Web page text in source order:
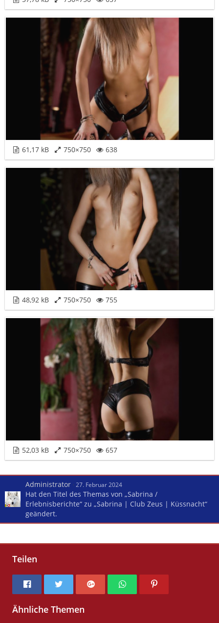
61,17 kB 750×750 638
48,92 kB 750×750 755
52,03 kB 750×750 657
Administrator 27. Februar 2024
Hat den Titel des Themas von „Sabrina /
Erlebnisberichte“ zu „Sabrina | Club Zeus | Küssnacht“
geändert.
Teilen
Ähnliche Themen